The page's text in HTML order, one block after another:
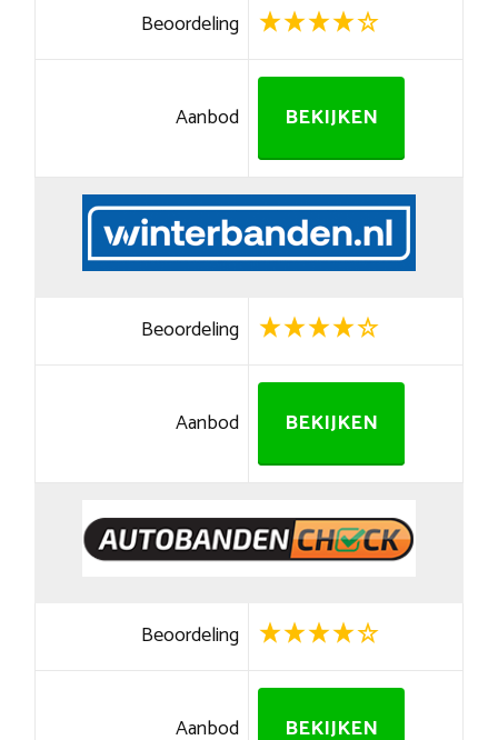
Beoordeling
Aanbod BEKIJKEN
Beoordeling
Aanbod BEKIJKEN
Beoordeling
Aanbod BEKIJKEN